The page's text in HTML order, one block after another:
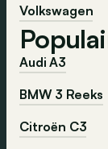
Volkswagen
Audi A3
BMW 3 Reeks
Citroën C3